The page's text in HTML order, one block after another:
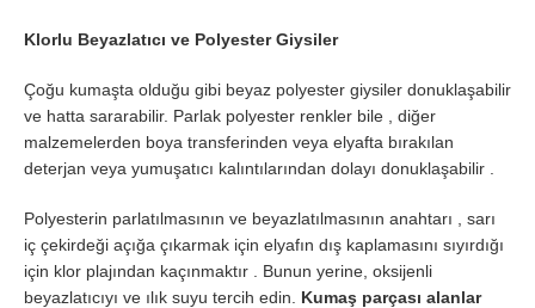
Klorlu Beyazlatıcı ve Polyester Giysiler
Çoğu kumaşta olduğu gibi beyaz polyester giysiler donuklaşabilir
ve hatta sararabilir. Parlak polyester renkler bile , diğer
malzemelerden boya transferinden veya elyafta bırakılan
deterjan veya yumuşatıcı kalıntılarından dolayı donuklaşabilir .
Polyesterin parlatılmasının ve beyazlatılmasının anahtarı , sarı
iç çekirdeği açığa çıkarmak için elyafın dış kaplamasını sıyırdığı
için klor plajından kaçınmaktır . Bunun yerine, oksijenli
beyazlatıcıyı ve ılık suyu tercih edin. Kumaş parçası alanlar